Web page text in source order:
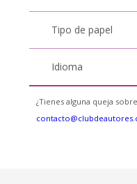
Tipo de papel
Idioma
¿Tienes alguna queja